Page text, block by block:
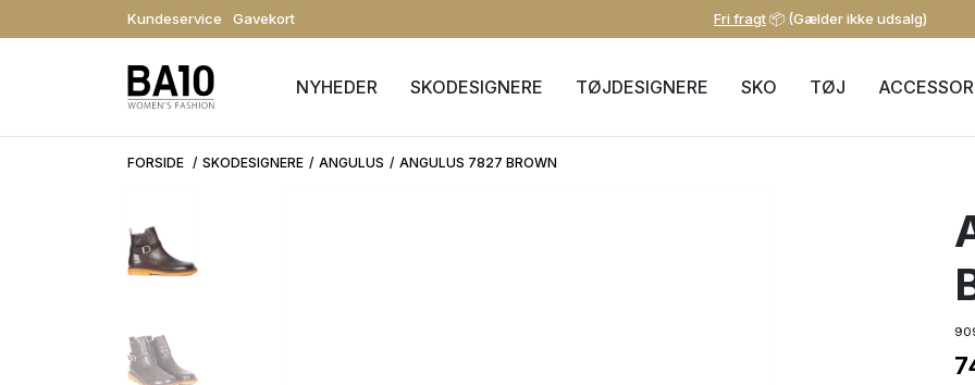
Kundeservice Gavekort Fri fragt📦 (Gælder ikke udsalg)
NYHEDER SKODESIGNERE TØJDESIGNERE SKO TØJ
FORSIDE SKODESIGNERE ANGULUS ANGULUS 7827 BROWN